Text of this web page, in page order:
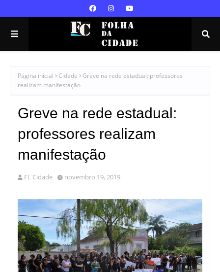
Página inicial Cidade
Greve na rede estadual: professores
realizam manifestação
Greve na rede estadual:
professores realizam
manifestação
FL Cidade novembro 19, 2019